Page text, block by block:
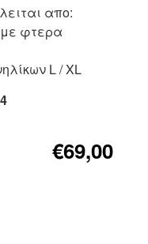
απο:
φτερα
L / XL
€69,00